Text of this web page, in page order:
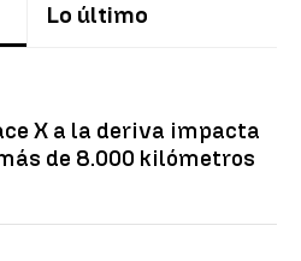
Lo último
X a la deriva impacta
de 8.000 kilómetros